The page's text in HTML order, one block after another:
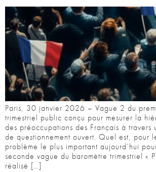
Paris, 30 janvier 2026 – Vague 2 du
trimestriel public conçu pour mesurer la
des préoccupations des Français à travers
de questionnement ouvert. Quel est, pour
problème le plus important aujourd’hui
seconde vague du baromètre trimestriel «
réalisé […]